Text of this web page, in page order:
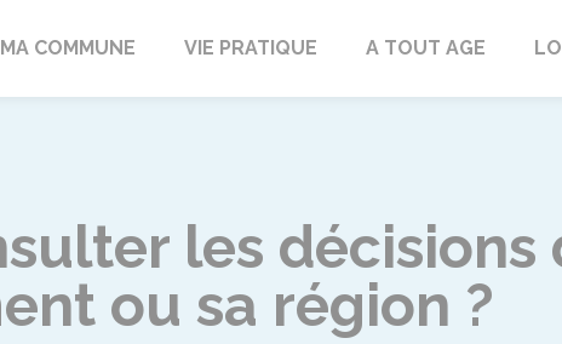
MA COMMUNE VIE PRATIQUE A TOUT AGE
les décisions
ou sa région ?